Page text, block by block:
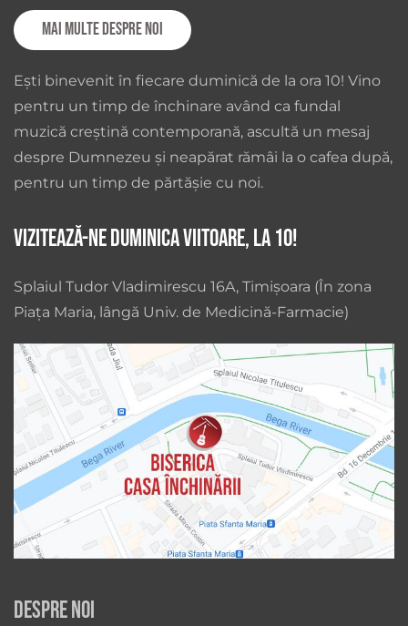
Mai multe despre noi
Ești binevenit în fiecare duminică de la ora 10! Vino
pentru un timp de închinare având ca fundal
muzică creștină contemporană, ascultă un mesaj
despre Dumnezeu și neapărat rămâi la o cafea după,
pentru un timp de părtășie cu noi.
Vizitează-ne duminica viitoare, la 10!
Splaiul Tudor Vladimirescu 16A, Timișoara (În zona
Piața Maria, lângă Univ. de Medicină-Farmacie)
Despre noi